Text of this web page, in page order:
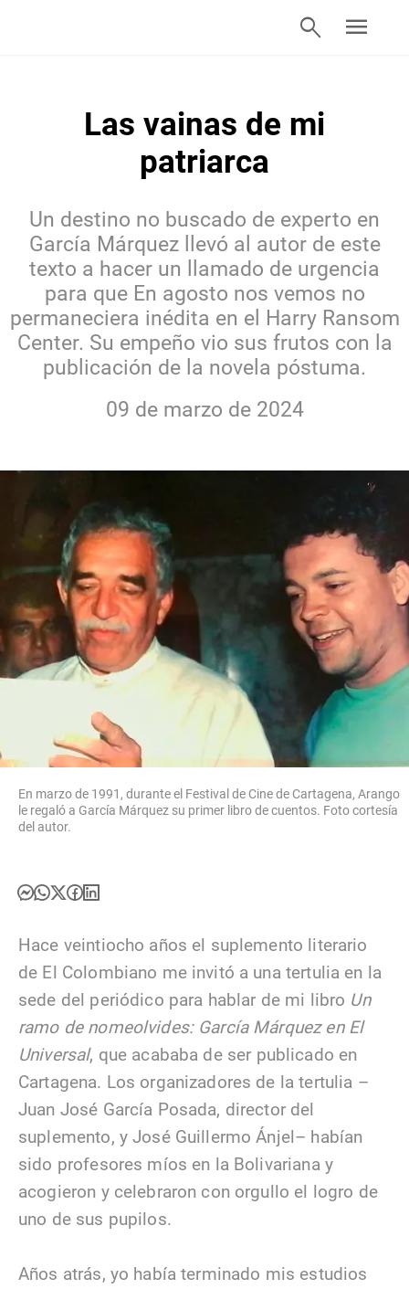
search menu
Las vainas de mi
patriarca
Un destino no buscado de experto en
García Márquez llevó al autor de este
texto a hacer un llamado de urgencia
para que En agosto nos vemos no
permaneciera inédita en el Harry Ransom
Center. Su empeño vio sus frutos con la
publicación de la novela póstuma.
09 de marzo de 2024
En marzo de 1991, durante el Festival de Cine de Cartagena, Arango
le regaló a García Márquez su primer libro de cuentos. Foto cortesía
del autor.
Hace veintiocho años el suplemento literario
de El Colombiano me invitó a una tertulia en la
sede del periódico para hablar de mi libro Un
ramo de nomeolvides: García Márquez en El
Universal, que acababa de ser publicado en
Cartagena. Los organizadores de la tertulia –
Juan José García Posada, director del
suplemento, y José Guillermo Ánjel– habían
sido profesores míos en la Bolivariana y
acogieron y celebraron con orgullo el logro de
uno de sus pupilos.
Años atrás, yo había terminado mis estudios